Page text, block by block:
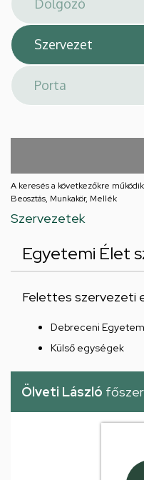
A keresés a következőkre
Beosztás, Munkakör, Mellék
Szervezetek
Egyetemi Élet
Felettes szervezeti
Debreceni Egyetem
Külső egységek
Ölveti László